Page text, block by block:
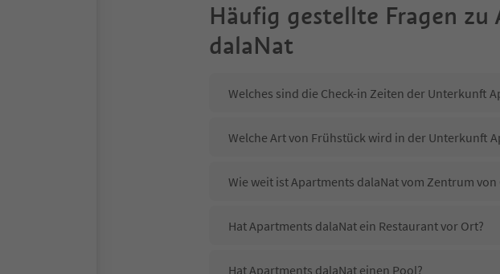
Häufig gestellte Fragen zu
dalaNat
Welches sind die Check-in Zeiten der Unterkunft
Welche Art von Frühstück wird in der Unterkunft
Wie weit ist Apartments dalaNat vom Zentrum
Hat Apartments dalaNat ein Restaurant vor Ort?
Hat Apartments dalaNat einen Pool?